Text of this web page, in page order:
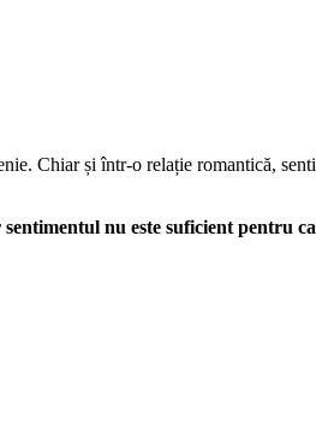
Chiar și într-o relație romantică,
nu este suficient